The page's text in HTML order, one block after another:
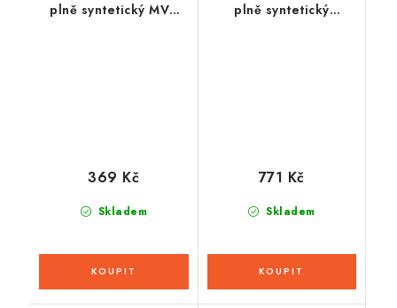
plně syntetický MVX
Skladem
369 Kč
plně syntetický
Skladem
771 Kč